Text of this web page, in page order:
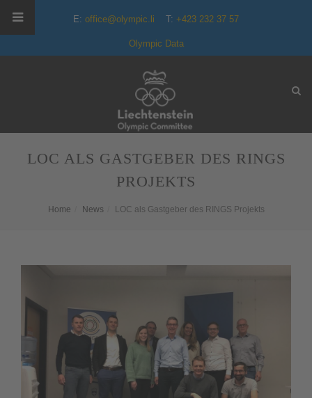
E: office@olympic.li T: +423 232 37 57
Olympic Data
LOC ALS GASTGEBER DES RINGS
PROJEKTS
Home News LOC als Gastgeber des RINGS Projekts